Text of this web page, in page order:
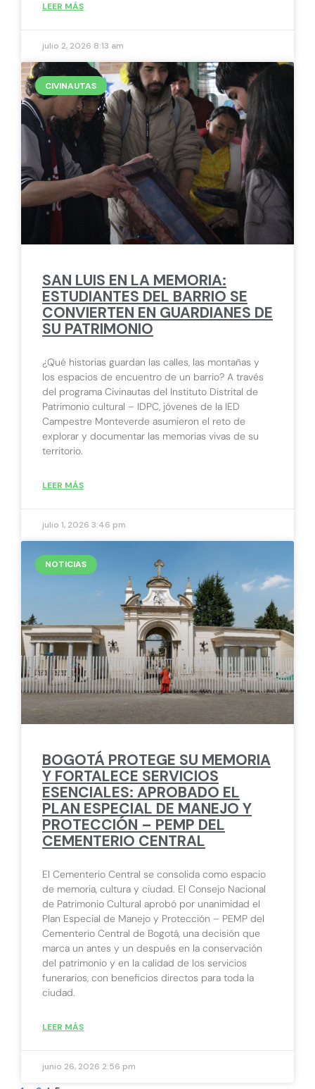
LEER MÁS
julio 2, 2026 8:13 am
CIVINAUTAS
SAN LUIS EN LA MEMORIA:
ESTUDIANTES DEL BARRIO SE
CONVIERTEN EN GUARDIANES DE
SU PATRIMONIO
¿Qué historias guardan las calles, las montañas y
los espacios de encuentro de un barrio? A través
del programa Civinautas del Instituto Distrital de
Patrimonio cultural – IDPC, jóvenes de la IED
Campestre Monteverde asumieron el reto de
explorar y documentar las memorias vivas de su
territorio.
LEER MÁS
julio 1, 2026 3:46 pm
NOTICIAS
BOGOTÁ PROTEGE SU MEMORIA
Y FORTALECE SERVICIOS
ESENCIALES: APROBADO EL
PLAN ESPECIAL DE MANEJO Y
PROTECCIÓN – PEMP DEL
CEMENTERIO CENTRAL
El Cementerio Central se consolida como espacio
de memoria, cultura y ciudad. El Consejo Nacional
de Patrimonio Cultural aprobó por unanimidad el
Plan Especial de Manejo y Protección – PEMP del
Cementerio Central de Bogotá, una decisión que
marca un antes y un después en la conservación
del patrimonio y en la calidad de los servicios
funerarios, con beneficios directos para toda la
ciudad.
LEER MÁS
junio 26, 2026 2:56 pm